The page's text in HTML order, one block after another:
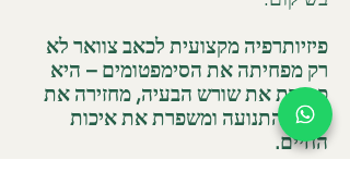
פיזיותרפיה מקצועית לכאב צוואר לא
רק מפחיתה את הסימפטומים – היא
פותרת את שורש הבעיה, מחזירה את
טווחי התנועה ומשפרת את איכות
החיים.